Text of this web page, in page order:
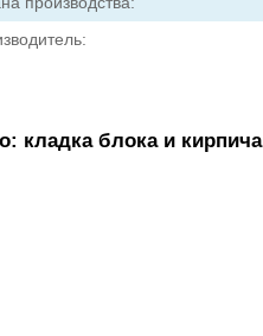
кладка блока и кирпича